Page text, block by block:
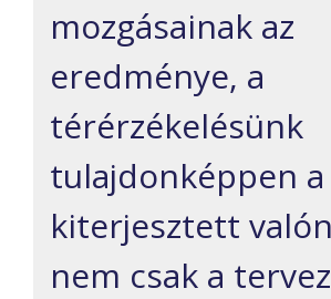
mozgásainak az
eredménye, a
térérzékelésünk
tulajdonképpen a
kiterjesztett
nem csak a